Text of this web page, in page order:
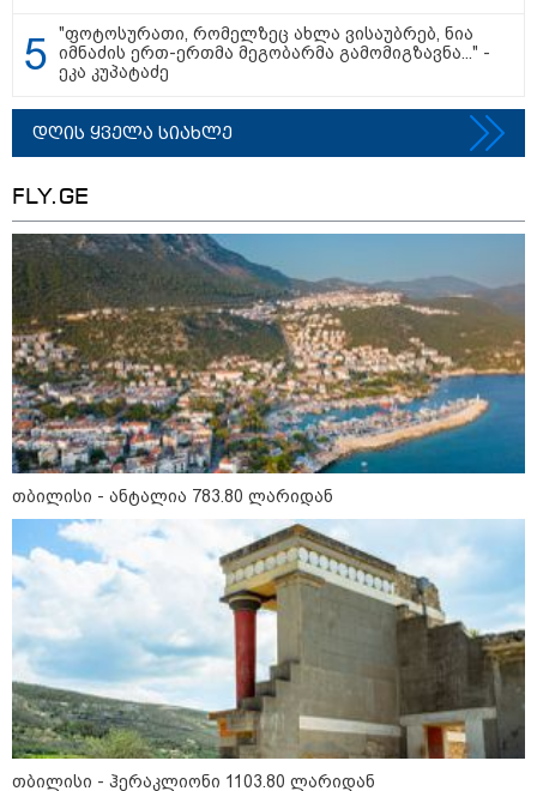
15:49 / 06-08-2026
საზოგადოება
11:36 / 08-08-2026
წელიწადნახევარში საქართველოში 164
ადამიანი დაიკარგა - 57 პირს ამ დრომდე
ეძებენ
"ფოტოსურათი, რომელზეც ახლა ვისაუბრებ, ნია
იმნაძის ერთ-ერთმა მეგობარმა გამომიგზავნა..." -
ეკა კუპატაძე
დღის ყველა სიახლე
FLY.GE
თბილისი - ანტალია 783.80 ლარიდან
თბილისი - ჰერაკლიონი 1103.80 ლარიდან